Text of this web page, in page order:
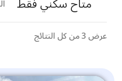
متاح
عرض ⁦3⁩ من كل النتائج